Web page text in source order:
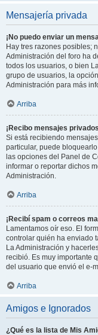
Mensajería privada
¡No puedo enviar un
Hay tres razones posibles;
Administración del foro ha
todos los usuarios, o bien
grupo de usuarios, la
Administración para más
Arriba
¡Recibo mensajes
Si está recibiendo
particular, puede
las opciones del Panel de
informar o reportar dichos
Administración.
Arriba
¡Recibí spam o correos
Lamentamos oír eso. El
controlar quién ha enviado
La Administración y
recibió. Es muy importante
del usuario que envió el e-
Arriba
Amigos e Ignorados
¿Qué es la lista de Mis